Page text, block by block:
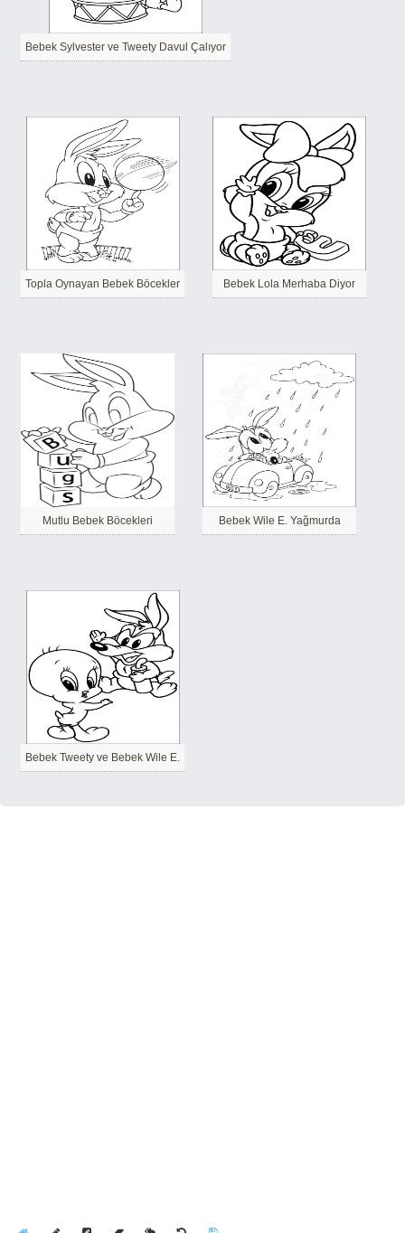
Bebek Sylvester ve Tweety Davul Çalıyor
Topla Oynayan Bebek Böcekler Bebek Lola Merhaba Diyor
Mutlu Bebek Böcekleri Bebek Wile E. Yağmurda
Bebek Tweety ve Bebek Wile E.